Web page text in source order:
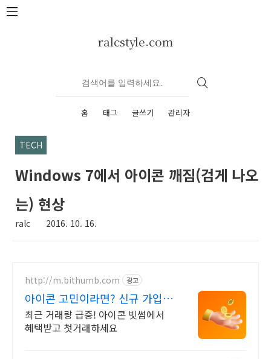
본문 바로가기
ralcstyle.com
홈 태그 글쓰기 관리자
TECH
Windows 7에서 아이콘 깨짐(검게 나오
는) 현상
ralc 2016. 10. 16.
http://m.bithumb.com 광고
아이콘 고민이라면? 신규 가입
시 5만원 혜택
최근 거래량 급증! 아이콘 빗썸에서
혜택받고 첫거래하세요